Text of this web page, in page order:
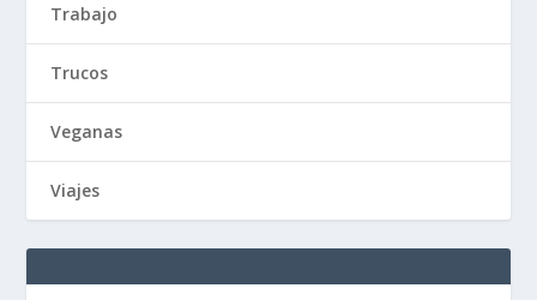
Trabajo
Trucos
Veganas
Viajes